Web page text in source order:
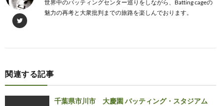
世界中のバッティングセンター巡りをしながら、Batting cageの
魅力の再考と大衆批判までの旅路を楽しんでおります。
関連する記事
千葉県市川市 大慶園 バッティング・スタジアム